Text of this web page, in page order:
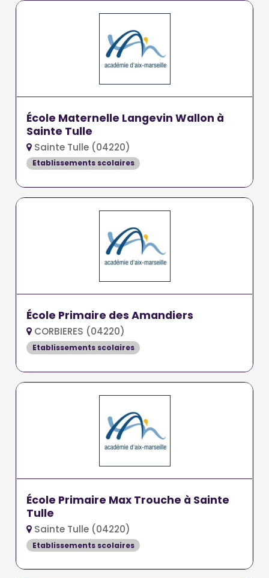
École Maternelle Langevin Wallon à
Sainte Tulle
Sainte Tulle (04220)
Etablissements scolaires
École Primaire des Amandiers
CORBIERES (04220)
Etablissements scolaires
École Primaire Max Trouche à Sainte
Tulle
Sainte Tulle (04220)
Etablissements scolaires